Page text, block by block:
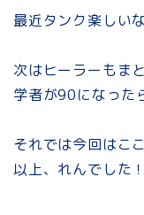
最近タンク楽しい
次はヒーラーもま
学者が90になった
それでは今回はこ
以上、れんでした